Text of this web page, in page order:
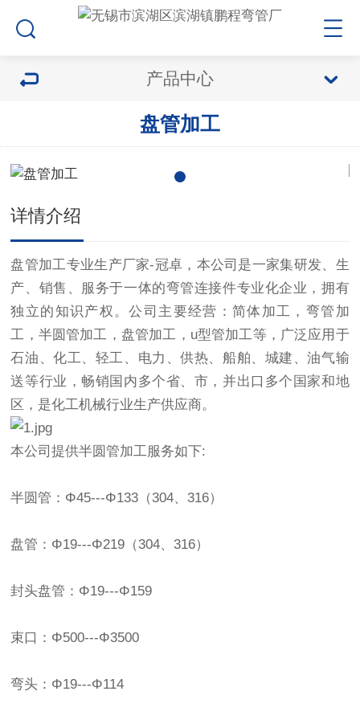
产品中心
盘管加工
详情介绍
盘管加工专业生产厂家-冠卓， 本公司是一家集研发、生
产、销售、服务于一体的弯管连接件专业化企业，拥有
独立的知识产权。公司主要经营：简体加工，弯管加
工，半圆管加工，盘管加工，u型管加工等，广泛应用于
石油、化工、轻工、电力、供热、船舶、城建、油气输
送等行业，畅销国内多个省、市，并出口多个国家和地
区，是化工机械行业生产供应商。
本公司提供半圆管加工服务如下:
半圆管：Φ45---Φ133（304、316）
盘管：Φ19---Φ219（304、316）
封头盘管：Φ19---Φ159
束口：Φ500---Φ3500
弯头：Φ19---Φ114